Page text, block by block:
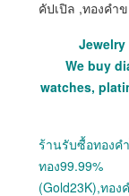
คัปเปิล ,ทองคำ
We buy
watches,
ร้านรับซื้อทอง
ทอง
(Gold23K),ทอ